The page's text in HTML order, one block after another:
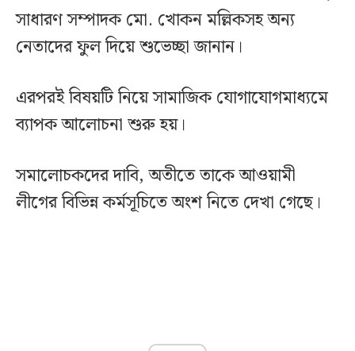
সাধারণ সম্পাদক মো. খোকন মল্লিকসহ অন্য
নেতাদের ফুল দিয়ে শুভেচ্ছা জানান।
এরপরই বিষয়টি নিয়ে সামাজিক যোগাযোগমাধ্যমে
ব্যাপক আলোচনা শুরু হয়।
সমালোচকদের দাবি, অতীতে তাকে আওয়ামী
লীগের বিভিন্ন কর্মসূচিতে অংশ নিতে দেখা গেছে।